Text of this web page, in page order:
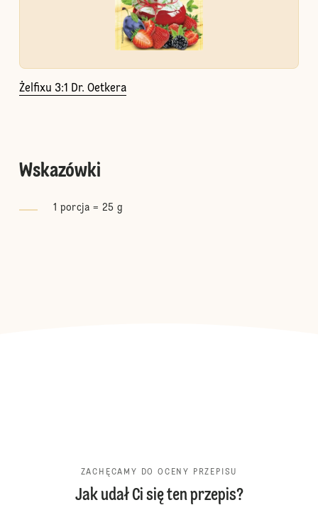
Żelfixu 3:1 Dr. Oetkera
Wskazówki
1 porcja = 25 g
ZACHĘCAMY DO OCENY PRZEPISU
Jak udał Ci się ten przepis?